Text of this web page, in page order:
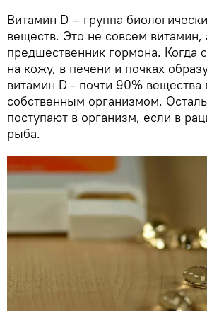
Витамин D – группа
веществ. Это не совсем витамин,
предшественник гормона. Когда
на кожу, в печени и почках
витамин D - почти 90% вещества
собственным организмом.
поступают в организм, если в
рыба.